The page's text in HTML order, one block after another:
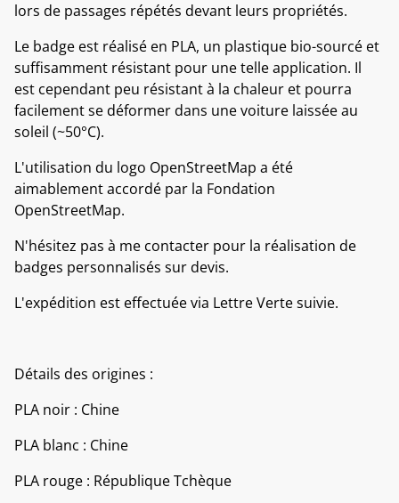
lors de passages répétés devant leurs propriétés.
Le badge est réalisé en PLA, un plastique bio-sourcé et
suffisamment résistant pour une telle application. Il
est cependant peu résistant à la chaleur et pourra
facilement se déformer dans une voiture laissée au
soleil (~50°C).
L'utilisation du logo OpenStreetMap a été
aimablement accordé par la Fondation
OpenStreetMap.
N'hésitez pas à me contacter pour la réalisation de
badges personnalisés sur devis.
L'expédition est effectuée via Lettre Verte suivie.
Détails des origines :
PLA noir : Chine
PLA blanc : Chine
PLA rouge : République Tchèque